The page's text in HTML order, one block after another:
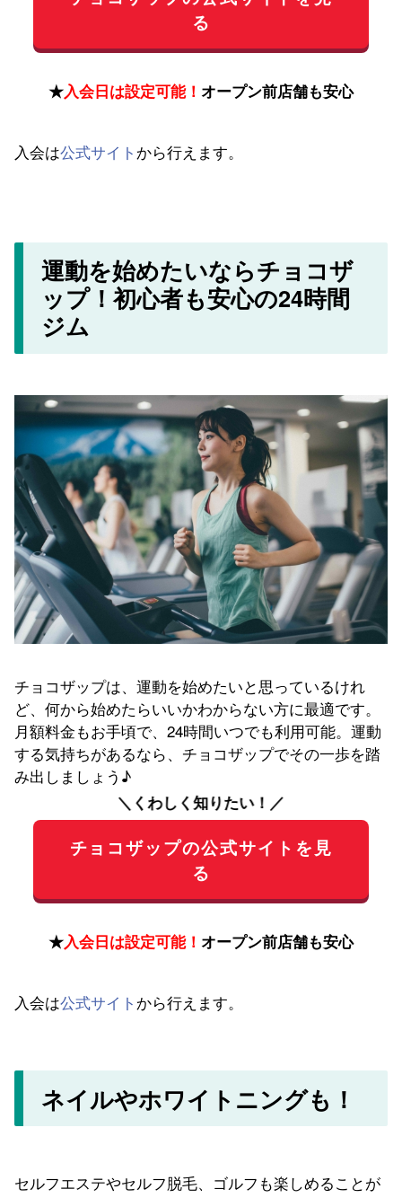
る
★入会日は設定可能！ オープン前店舗も安心
入会は公式サイト から行えます。
運動を始めたいならチョコザ
ップ！初心者も安心の24時間
ジム
チョコザップは、運動を始めたいと思っているけれ
ど、何から始めたらいいかわからない方に最適です。
月額料金もお手頃で、24時間いつでも利用可能。運動
する気持ちがあるなら、チョコザップでその一歩を踏
み出しましょう♪
＼くわしく知りたい！／
チョコザップの公式サイトを見
る
★入会日は設定可能！ オープン前店舗も安心
入会は公式サイト から行えます。
ネイルやホワイトニングも！
セルフエステやセルフ脱毛、ゴルフも楽しめることが